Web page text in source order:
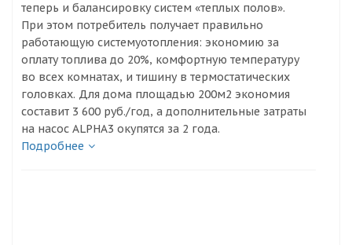
теперь и балансировку систем «теплых полов».
При этом потребитель получает правильно
работающую системуотопления: экономию за
оплату топлива до 20%, комфортную температуру
во всех комнатах, и тишину в термостатических
головках. Для дома площадью 200м2 экономия
составит 3 600 руб./год, а дополнительные затраты
на насос ALPHA3 окупятся за 2 года.
Подробнее